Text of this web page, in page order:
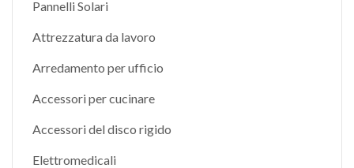
Pannelli Solari
Attrezzatura da lavoro
Arredamento per ufficio
Accessori per cucinare
Accessori del disco rigido
Elettromedicali